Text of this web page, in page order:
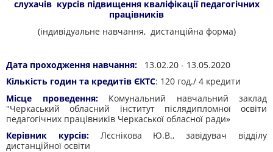
слухачів курсів підвищення кваліфікації педагогічних
працівників
(індивідуальне навчання, дистанційна форма)
Дата проходження навчання:
13.02.20 - 13.05.2020
Кількість годин та кредитів ЄКТС: 120 год./ 4 кредити
Місце проведення:Комунальний навчальний заклад
"Черкаський обласний інститут післядипломної освіти
педагогічних працівників Черкаської обласної ради»
Керівник курсів:Лєснікова Ю.В., завідувач відділу
дистанційної освіти